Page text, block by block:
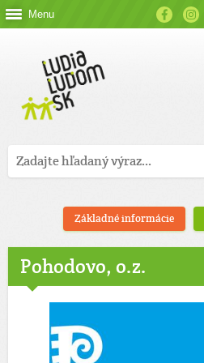
Menu
Základné informácie
Pohodovo, o.z.